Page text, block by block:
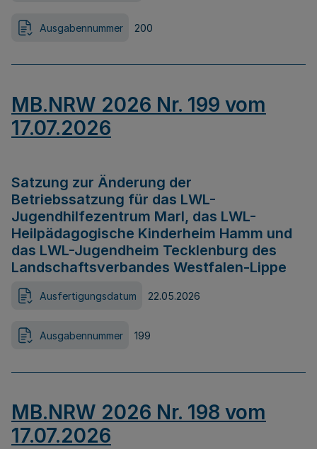
Ausgabennummer 200
MB.NRW 2026 Nr. 199 vom
17.07.2026
Satzung zur Änderung der
Betriebssatzung für das LWL-
Jugendhilfezentrum Marl, das LWL-
Heilpädagogische Kinderheim Hamm und
das LWL-Jugendheim Tecklenburg des
Landschaftsverbandes Westfalen-Lippe
Ausfertigungsdatum 22.05.2026
Ausgabennummer 199
MB.NRW 2026 Nr. 198 vom
17.07.2026